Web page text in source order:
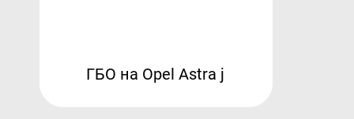
ГБО на Opel Astra j